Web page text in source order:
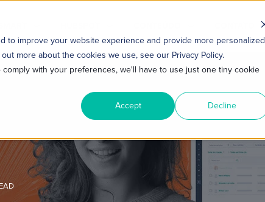
to improve your website experience and provide more personalized
more about the cookies we use, see our Privacy Policy.
with your preferences, we'll have to use just one tiny cookie
Accept Decline